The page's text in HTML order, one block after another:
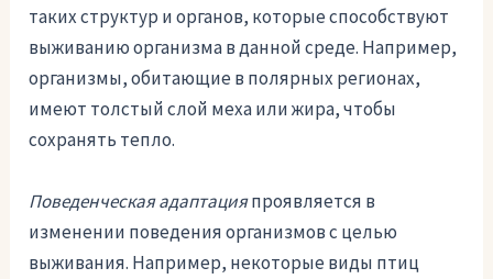
таких структур и органов, которые способствуют
выживанию организма в данной среде. Например,
организмы, обитающие в полярных регионах,
имеют толстый слой меха или жира, чтобы
сохранять тепло.
Поведенческая адаптацияпроявляется в
изменении поведения организмов с целью
выживания. Например, некоторые виды птиц